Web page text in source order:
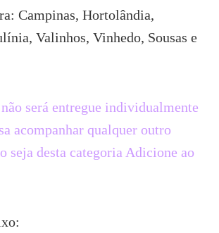
Campinas, Hortolândia,
Valinhos, Vinhedo, Sousas e
será entregue individualmente
acompanhar qualquer outro
seja desta categoria Adicione ao